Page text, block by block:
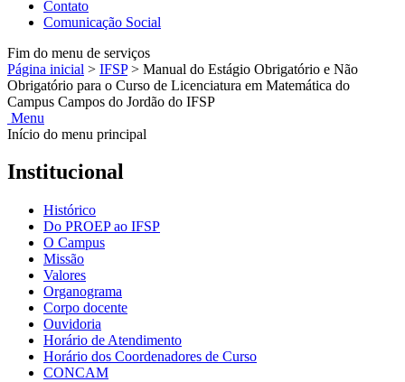
Contato
Comunicação Social
Fim do menu de serviços
Página inicial > IFSP > Manual do Estágio Obrigatório e Não
Obrigatório para o Curso de Licenciatura em Matemática do
Campus Campos do Jordão do IFSP
Menu
Início do menu principal
Institucional
Histórico
Do PROEP ao IFSP
O Campus
Missão
Valores
Organograma
Corpo docente
Ouvidoria
Horário de Atendimento
Horário dos Coordenadores de Curso
CONCAM